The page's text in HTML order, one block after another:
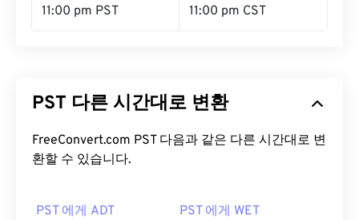
11:00 pm PST 11:00 pm CST
PST 다른 시간대로 변환
FreeConvert.com PST 다음과 같은 다른 시간대로 변
환할 수 있습니다.
PST 에게 ADT PST 에게 WET